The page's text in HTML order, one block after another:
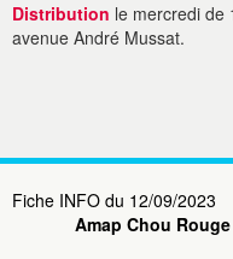
Distribution le mercredi de
avenue André Mussat.
Fiche INFO du 12/09/2023
Amap Chou